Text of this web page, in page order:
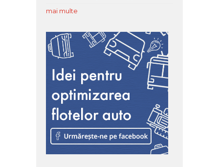
mai multe